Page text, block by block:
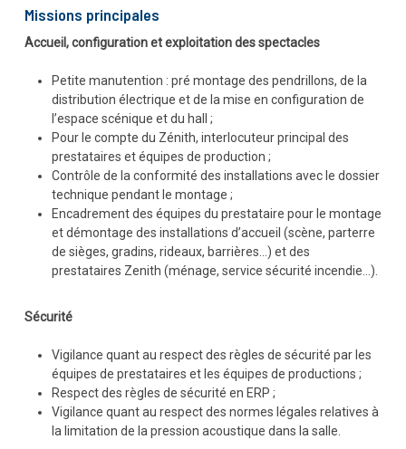
Missions principales
Accueil, configuration et exploitation des spectacles
Petite manutention : pré montage des pendrillons, de la
distribution électrique et de la mise en configuration de
l’espace scénique et du hall ;
Pour le compte du Zénith, interlocuteur principal des
prestataires et équipes de production ;
Contrôle de la conformité des installations avec le dossier
technique pendant le montage ;
Encadrement des équipes du prestataire pour le montage
et démontage des installations d’accueil (scène, parterre
de sièges, gradins, rideaux, barrières…) et des
prestataires Zenith (ménage, service sécurité incendie…).
Sécurité
Vigilance quant au respect des règles de sécurité par les
équipes de prestataires et les équipes de productions ;
Respect des règles de sécurité en ERP ;
Vigilance quant au respect des normes légales relatives à
la limitation de la pression acoustique dans la salle.